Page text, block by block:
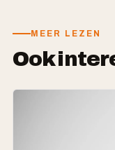
MEER LEZEN
Ook